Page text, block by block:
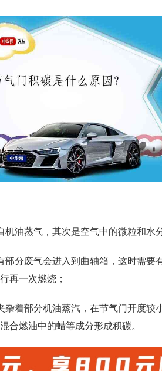
油蒸气，其次是空气中的微粒和水
部分废气会进入到曲轴箱，这时需要
再一次燃烧；
着部分机油蒸汽，在节气门开度较
合燃油中的蜡等成分形成积碳。